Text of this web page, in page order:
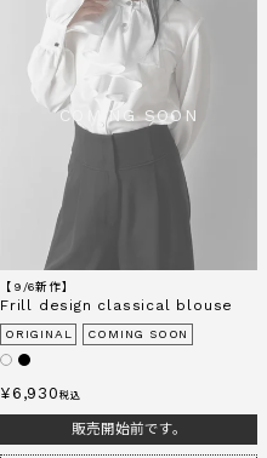
表示しない
【9/6新作】
Frill design classical blouse
ORIGINAL COMING SOON
¥ 6,930 税込
販売開始前です。